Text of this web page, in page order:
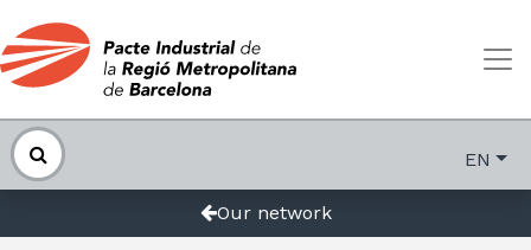
EN
Our network